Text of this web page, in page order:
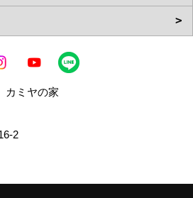
ミヤの家
2